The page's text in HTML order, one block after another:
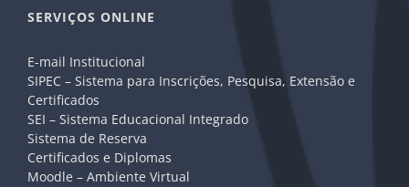
SERVIÇOS ONLINE
E-mail Institucional
SIPEC – Sistema para Inscrições, Pesquisa, Extensão e
Certificados
SEI – Sistema Educacional Integrado
Sistema de Reserva
Certificados e Diplomas
Moodle – Ambiente Virtual